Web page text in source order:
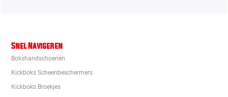
Snel Navigeren
Bokshandschoenen
Kickboks Scheenbeschermers
Kickboks Broekjes